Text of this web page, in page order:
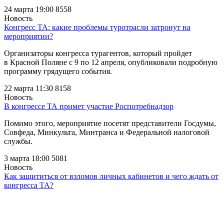
24 марта 19:00 8558
Новость
Конгресс ТА: какие проблемы туротрасли затронут на
мероприятии?
Организаторы конгресса турагентов, который пройдет
в Красной Поляне с 9 по 12 апреля, опубликовали подробную
программу грядущего события.
22 марта 11:30 8158
Новость
В конгрессе ТА примет участие Роспотребнадзор
Помимо этого, мероприятие посетят представители Госдумы,
Совфеда, Минкульта, Минтранса и Федеральной налоговой
службы.
3 марта 18:00 5081
Новость
Как защититься от взломов личных кабинетов и чего ждать от
конгресса ТА?